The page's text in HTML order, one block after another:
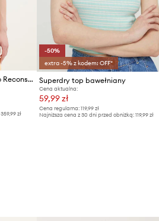
adidas Originals top Mexico Reconstrudted
359,99 zł
-50%
extra -5% z kodem: OFF*
Superdry top bawełniany
Cena aktualna:
59,99 zł
Cena regularna: 119,99 zł
Najniższa cena z 30 dni przed obniżką: 119,99 zł